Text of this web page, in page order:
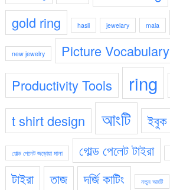
gold ring hasli jewelary mala
new jewelry
Picture Vocabulary
Productivity Tools
ring
t shirt design
আংটি ইবুক
গোল্ড পেলেট জড়োয়া মালা গোল্ড পেলেট টাইরা
টাইরা তাজ দর্জি কাটিং নতুন আংটি